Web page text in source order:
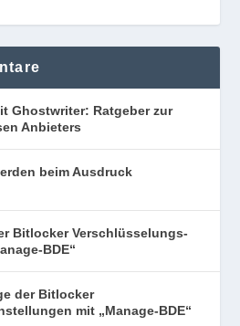
Ghostwriter: Ratgeber zur
Anbieters
beim Ausdruck
Bitlocker Verschlüsselungs-
BDE“
der Bitlocker
mit „Manage-BDE“